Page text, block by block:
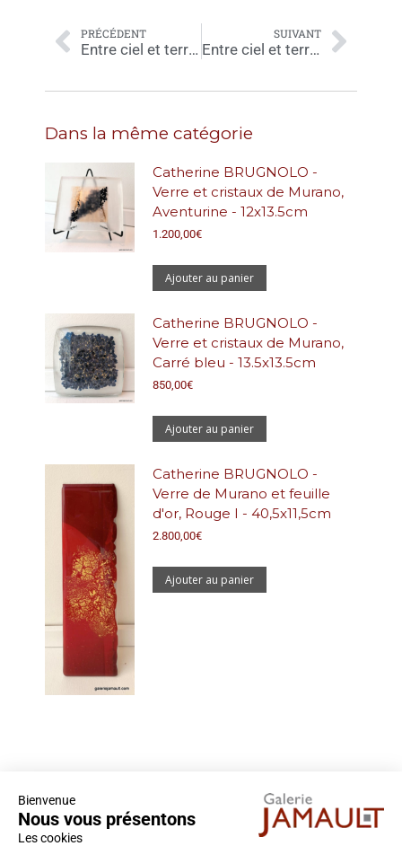
Bienvenue
Nous vous présentons
Les cookies
PRÉCÉDENT
Entre ciel et terre (doré) – Catherine BRUGNOLO – H36,5 cm
SUIVANT
Entre ciel et terre (petit format) – Catherine BRUGNOLO – H25 cm
Dans la même catégorie
Catherine BRUGNOLO -
Verre et cristaux de Murano,
Aventurine - 12x13.5cm
1.200,00€
Ajouter au panier
Catherine BRUGNOLO -
Verre et cristaux de Murano,
Carré bleu - 13.5x13.5cm
850,00€
Ajouter au panier
Catherine BRUGNOLO -
Verre de Murano et feuille
d'or, Rouge I - 40,5x11,5cm
2.800,00€
Ajouter au panier
Coordonnées
Galerie Jamault